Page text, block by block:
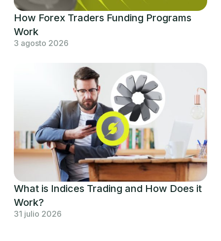
How Forex Traders Funding Programs
Work
3 agosto 2026
What is Indices Trading and How Does it
Work?
31 julio 2026